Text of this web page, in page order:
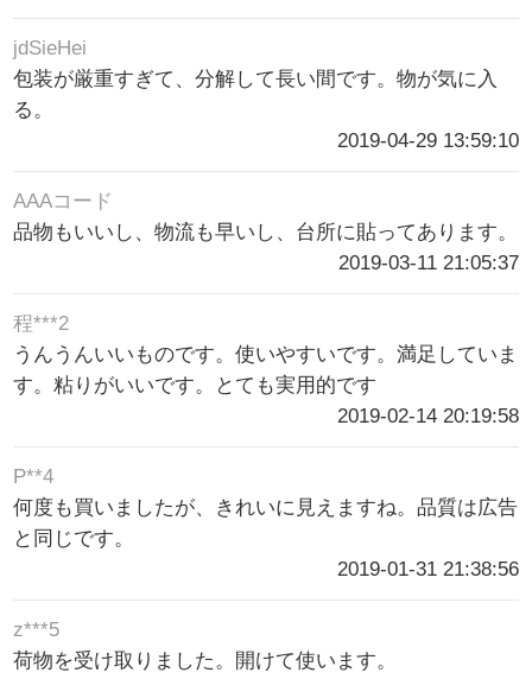
jdSieHei
包装が厳重すぎて、分解して長い間です。物が気に入
る。
2019-04-29 13:59:10
AAAコード
品物もいいし、物流も早いし、台所に貼ってあります。
2019-03-11 21:05:37
程***2
うんうんいいものです。使いやすいです。満足していま
す。粘りがいいです。とても実用的です
2019-02-14 20:19:58
P**4
何度も買いましたが、きれいに見えますね。品質は広告
と同じです。
2019-01-31 21:38:56
z***5
荷物を受け取りました。開けて使います。